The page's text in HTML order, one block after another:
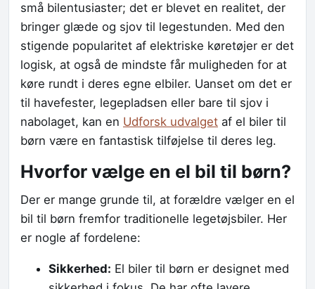
små bilentusiaster; det er blevet en realitet, der
bringer glæde og sjov til legestunden. Med den
stigende popularitet af elektriske køretøjer er det
logisk, at også de mindste får muligheden for at
køre rundt i deres egne elbiler. Uanset om det er
til havefester, legepladsen eller bare til sjov i
nabolaget, kan en Udforsk udvalget af el biler til
børn være en fantastisk tilføjelse til deres leg.
Hvorfor vælge en el bil til børn?
Der er mange grunde til, at forældre vælger en el
bil til børn fremfor traditionelle legetøjsbiler. Her
er nogle af fordelene:
Sikkerhed: El biler til børn er designet med